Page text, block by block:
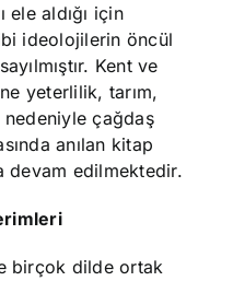
aldığı için
ideolojilerin öncül
Kent ve
yeterlilik, tarım,
çağdaş
anılan kitap
devam edilmektedir.
birçok dilde ortak